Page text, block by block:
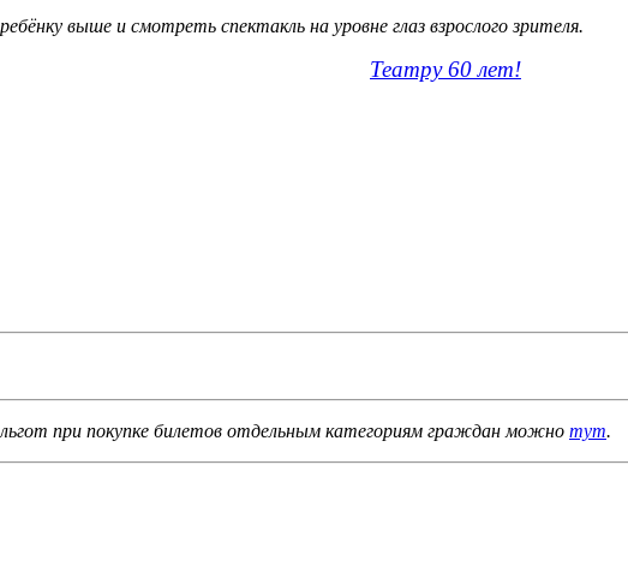
выше и смотреть спектакль на уровне глаз взрослого зрителя.
Театру 60 лет!
при покупке билетов отдельным категориям граждан можно тут.